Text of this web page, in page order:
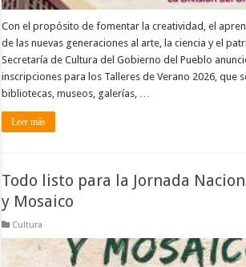
Con el propósito de fomentar la creatividad, el
de las nuevas generaciones al arte, la ciencia y el
Secretaría de Cultura del Gobierno del Pueblo
inscripciones para los Talleres de Verano 2026, que
bibliotecas, museos, galerías, …
Leer más
Todo listo para la Jornada
y Mosaico
Cultura